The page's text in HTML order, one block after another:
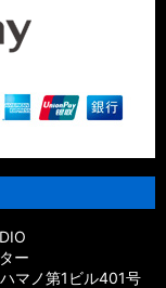
ー
ノ第1ビル401号